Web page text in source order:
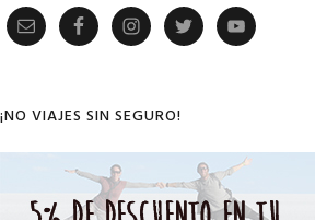
Primary
¡NO VIAJES SIN SEGURO!